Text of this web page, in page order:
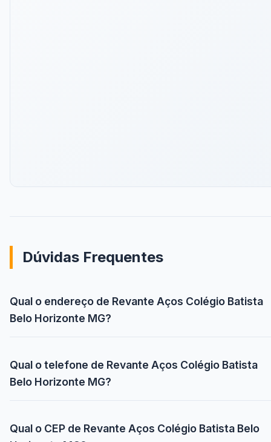
Dúvidas Frequentes
Qual o endereço de Revante Aços Colégio Batista
Belo Horizonte MG?
Qual o telefone de Revante Aços Colégio Batista
Belo Horizonte MG?
Qual o CEP de Revante Aços Colégio Batista Belo